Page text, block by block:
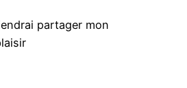
partager mon